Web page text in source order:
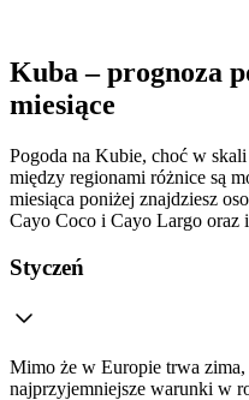
Kuba – prognoza
miesiące
Pogoda na Kubie, choć w
między regionami różnice są
miesiąca poniżej znajdziesz
Cayo Coco i Cayo Largo oraz
Styczeń
Mimo że w Europie trwa
najprzyjemniejsze warunki w